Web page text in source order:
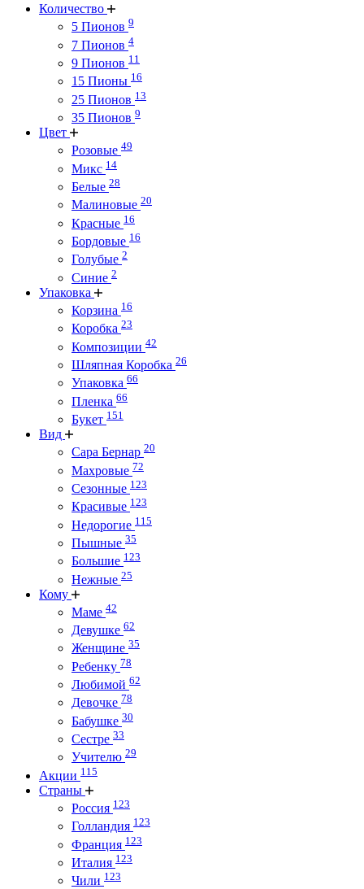
Количество
5 Пионов 9
7 Пионов 4
9 Пионов 11
15 Пионы 16
25 Пионов 13
35 Пионов 9
Цвет
Розовые 49
Микс 14
Белые 28
Малиновые 20
Красные 16
Бордовые 16
Голубые 2
Синие 2
Упаковка
Корзина 16
Коробка 23
Композиции 42
Шляпная Коробка 26
Упаковка 66
Пленка 66
Букет 151
Вид
Сара Бернар 20
Махровые 72
Сезонные 123
Красивые 123
Недорогие 115
Пышные 35
Большие 123
Нежные 25
Кому
Маме 42
Девушке 62
Женщине 35
Ребенку 78
Любимой 62
Девочке 78
Бабушке 30
Сестре 33
Учителю 29
Акции 115
Страны
Россия 123
Голландия 123
Франция 123
Италия 123
Чили 123